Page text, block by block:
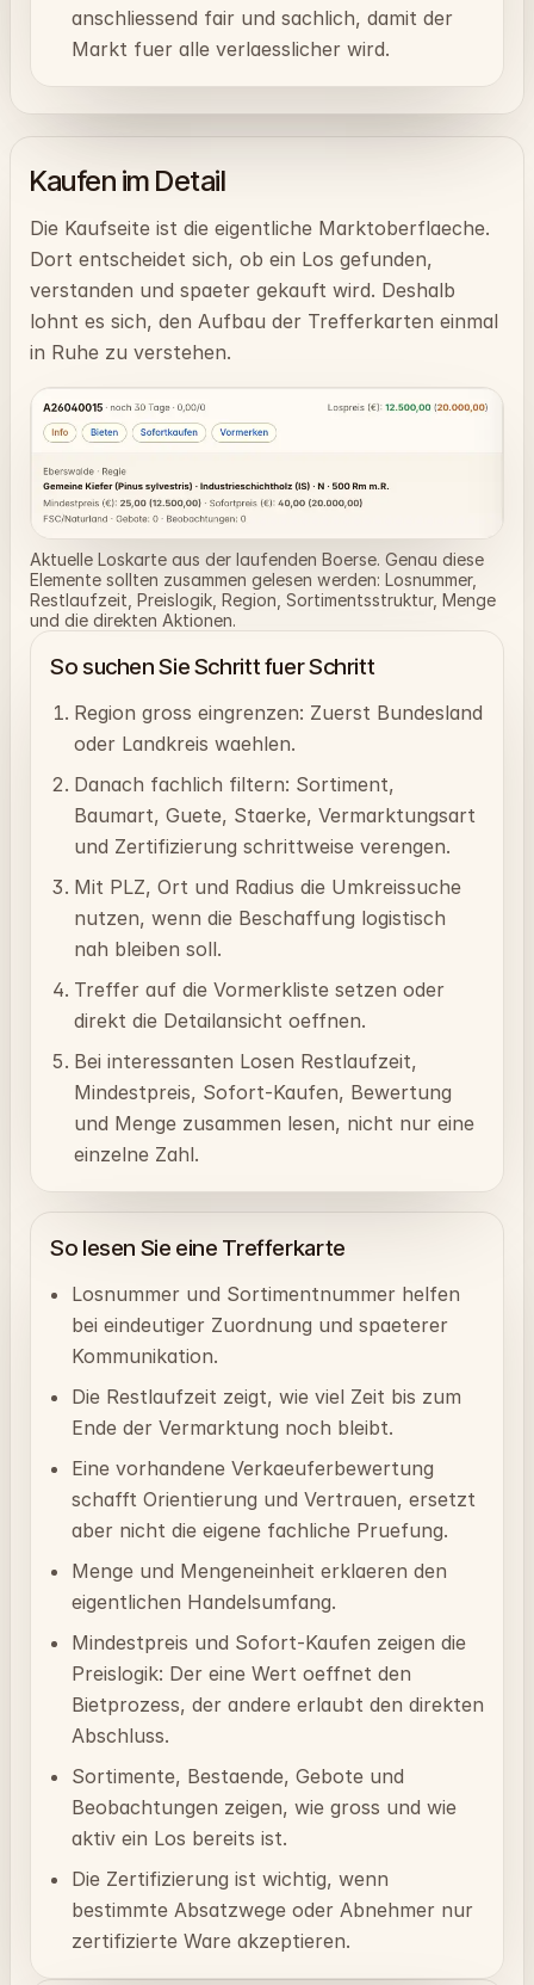
anschliessend fair und sachlich, damit der
Markt fuer alle verlaesslicher wird.
Kaufen im Detail
Die Kaufseite ist die eigentliche Marktoberflaeche.
Dort entscheidet sich, ob ein Los gefunden,
verstanden und spaeter gekauft wird. Deshalb
lohnt es sich, den Aufbau der Trefferkarten einmal
in Ruhe zu verstehen.
Aktuelle Loskarte aus der laufenden Boerse. Genau diese
Elemente sollten zusammen gelesen werden: Losnummer,
Restlaufzeit, Preislogik, Region, Sortimentsstruktur, Menge
und die direkten Aktionen.
So suchen Sie Schritt fuer Schritt
Region gross eingrenzen: Zuerst Bundesland
oder Landkreis waehlen.
Danach fachlich filtern: Sortiment,
Baumart, Guete, Staerke, Vermarktungsart
und Zertifizierung schrittweise verengen.
Mit PLZ, Ort und Radius die Umkreissuche
nutzen, wenn die Beschaffung logistisch
nah bleiben soll.
Treffer auf die Vormerkliste setzen oder
direkt die Detailansicht oeffnen.
Bei interessanten Losen Restlaufzeit,
Mindestpreis, Sofort-Kaufen, Bewertung
und Menge zusammen lesen, nicht nur eine
einzelne Zahl.
So lesen Sie eine Trefferkarte
Losnummer und Sortimentnummer helfen
bei eindeutiger Zuordnung und spaeterer
Kommunikation.
Die Restlaufzeit zeigt, wie viel Zeit bis zum
Ende der Vermarktung noch bleibt.
Eine vorhandene Verkaeuferbewertung
schafft Orientierung und Vertrauen, ersetzt
aber nicht die eigene fachliche Pruefung.
Menge und Mengeneinheit erklaeren den
eigentlichen Handelsumfang.
Mindestpreis und Sofort-Kaufen zeigen die
Preislogik: Der eine Wert oeffnet den
Bietprozess, der andere erlaubt den direkten
Abschluss.
Sortimente, Bestaende, Gebote und
Beobachtungen zeigen, wie gross und wie
aktiv ein Los bereits ist.
Die Zertifizierung ist wichtig, wenn
bestimmte Absatzwege oder Abnehmer nur
zertifizierte Ware akzeptieren.